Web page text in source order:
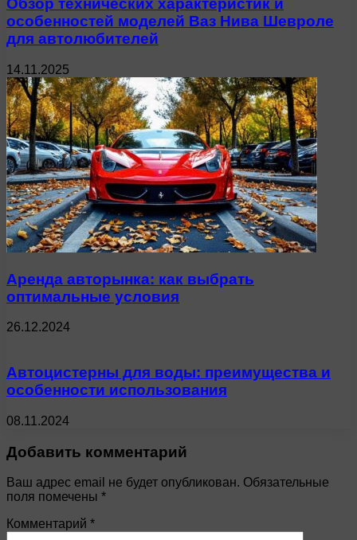
Обзор технических характеристик и
особенностей моделей Ваз Нива Шевроле
для автолюбителей
14.11.2025
Аренда авторынка: как выбрать
оптимальные условия
26.12.2024
Автоцистерны для воды: преимущества и
особенности использования
08.11.2024
Добавить комментарий
Ваш адрес email не будет опубликован. Обязательные
поля помечены *
Комментарий *